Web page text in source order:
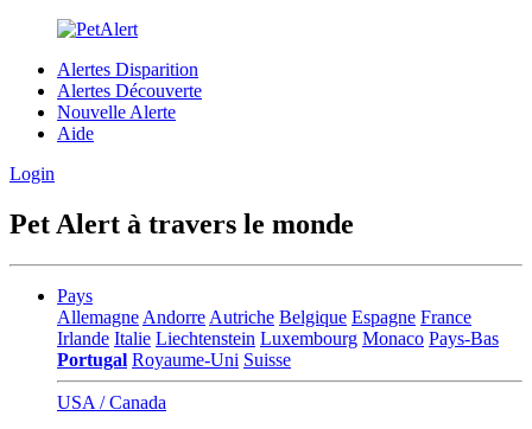
Alertes Disparition
Alertes Découverte
Nouvelle Alerte
Aide
Login
Pet Alert à travers le monde
Pays
Allemagne Andorre Autriche Belgique Espagne France
Irlande Italie Liechtenstein Luxembourg Monaco Pays-Bas
Portugal Royaume-Uni Suisse
USA / Canada